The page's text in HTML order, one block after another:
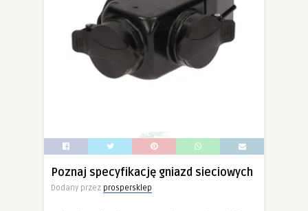
Poznaj specyfikację gniazd sieciowych
Dodany przez prospersklep